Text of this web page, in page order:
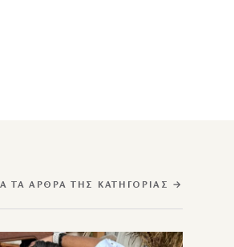
ΤΑ ΆΡΘΡΑ ΤΗΣ ΚΑΤΗΓΟΡΊΑΣ →